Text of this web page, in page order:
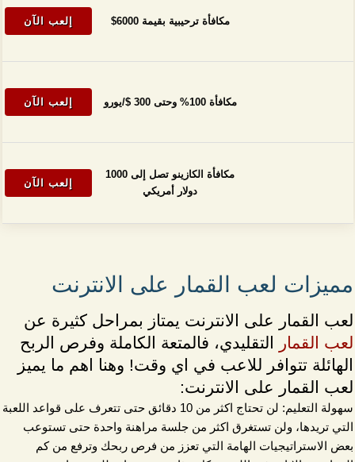
مكافأة ترحيبية بقيمة 6000$ إلعب الآن
مكافأة 100% وحتى 300 $/يورو إلعب الآن
مكافأة الكازينو تصل إلى 1000
دولار أمريكي
إلعب الآن
مميزات لعب القمار على الانترنت
لعب القمار على الانترنت يمتاز بمراحل كثيرة عن
لعب القمار
التقليدي، فالمتعة الكاملة وفرص الربح
الهائلة تتوافر للاعب في اي وقت! وهنا اهم ما يميز
لعب القمار على الانترنت:
سهولة التعليم: لن تحتاج اكثر من 10 دقائق حتى تتعرف على قواعد اللعبة
التي تريدها، ولن تستغرق اكثر من جلسة مراهنة واحدة حتى تستوعب
بعض الاستراتيجيات الهامة التي تعزز من فرص ربحك وترفع من كم